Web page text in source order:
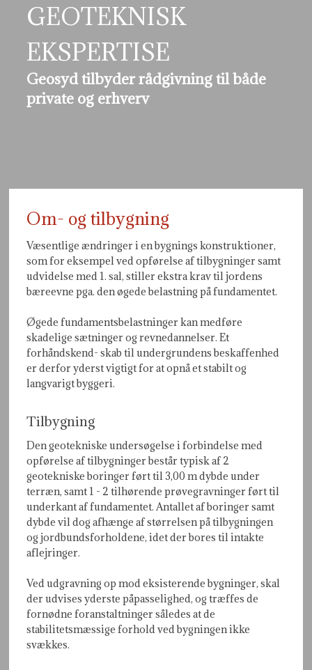
GEOTEKNISK
EKSPERTISE
Geosyd tilbyder rådgivning til både
private og erhverv
Om- og tilbygning​
​Væsentlige ændringer i en bygnings konstruktioner,
som for eksempel ved opførelse af tilbygninger samt
udvidelse med 1. sal, stiller ekstra krav til jordens
bæreevne pga. den øgede belastning på fundamentet.
Øgede fundamentsbelastninger kan medføre
skadelige sætninger og revnedannelser. Et
forhåndskend- skab til undergrundens beskaffenhed
er derfor yderst vigtigt for at opnå et stabilt og
langvarigt byggeri.
Tilbygning
Den geotekniske undersøgelse i forbindelse med
opførelse af tilbygninger består typisk af 2
geotekniske boringer ført til 3,00 m dybde under
terræn, samt 1 - 2 tilhørende prøvegravninger ført til
underkant af fundamentet. Antallet af boringer samt
dybde vil dog afhænge af størrelsen på tilbygningen
og jordbundsforholdene, idet der bores til intakte
aflejringer.
Ved udgravning op mod eksisterende bygninger, skal
der udvises yderste påpasselighed, og træffes de
fornødne foranstaltninger således at de
stabilitetsmæssige forhold ved bygningen ikke
svækkes.​